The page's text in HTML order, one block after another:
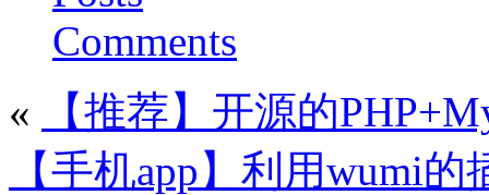
Comments
«
【推荐】开源的
【手机app】利用wumi